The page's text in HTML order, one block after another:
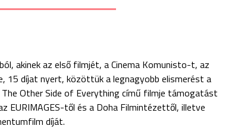
akinek az első filmjét, a Cinema Komunisto-t, az
15 díjat nyert, közöttük a legnagyobb elismerést a
Other Side of Everything című filmje támogatást
EURIMAGES-től és a Doha Filmintézettől, illetve
díját.